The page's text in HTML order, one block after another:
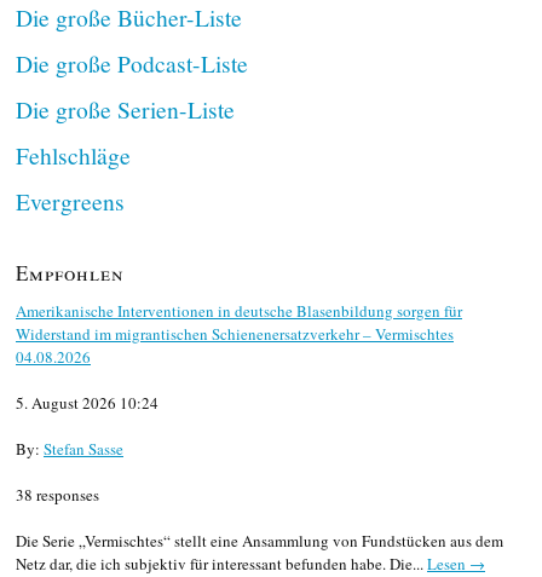
Die große Bücher-Liste
Die große Podcast-Liste
Die große Serien-Liste
Fehlschläge
Evergreens
Empfohlen
Amerikanische Interventionen in deutsche Blasenbildung sorgen für
Widerstand im migrantischen Schienenersatzverkehr – Vermischtes
04.08.2026
5. August 2026 10:24
By: Stefan Sasse
38 responses
Die Serie „Vermischtes“ stellt eine Ansammlung von Fundstücken aus dem
Netz dar, die ich subjektiv für interessant befunden habe. Die...Lesen →